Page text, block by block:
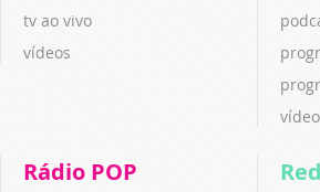
tv ao vivo
vídeos
Rádio POP